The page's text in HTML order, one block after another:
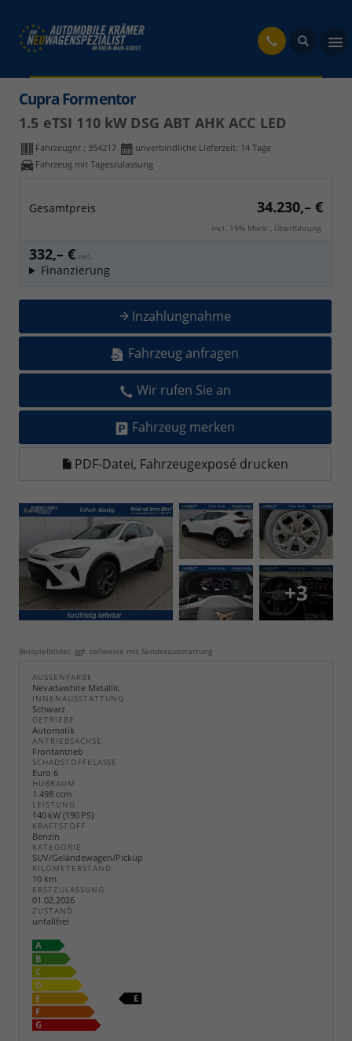
Cupra Formentor
1.5 eTSI 110 kW DSG ABT AHK ACC LED
Fahrzeugnr.: 354217 unverbindliche Lieferzeit: 14 Tage
Fahrzeug mit Tageszulassung
Gesamtpreis 34.230,– €
incl. 19% MwSt., Überführung.
332,– € mtl.
Finanzierung
Inzahlungnahme
Fahrzeug anfragen
Wir rufen Sie an
Fahrzeug merken
PDF-Datei, Fahrzeugexposé drucken
+3
Beispielbilder, ggf. teilweise mit Sonderausstattung
AUSSENFARBE
Nevadawhite Metallic
INNENAUSSTATTUNG
Schwarz
GETRIEBE
Automatik
ANTRIEBSACHSE
Frontantrieb
SCHADSTOFFKLASSE
Euro 6
HUBRAUM
1.498 ccm
LEISTUNG
140 kW (190 PS)
KRAFTSTOFF
Benzin
KATEGORIE
SUV/Geländewagen/Pickup
KILOMETERSTAND
10 km
ERSTZULASSUNG
01.02.2026
ZUSTAND
unfallfrei